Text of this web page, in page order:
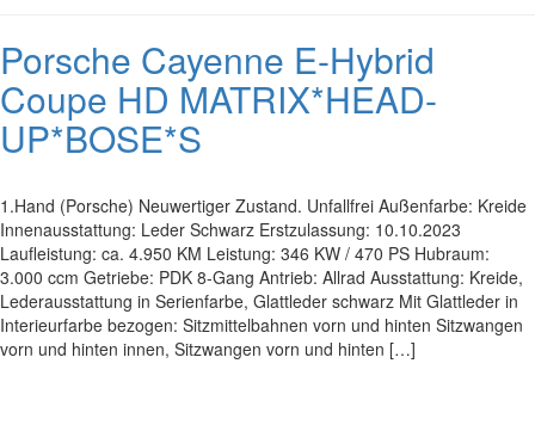
Porsche Cayenne E-Hybrid
Coupe HD MATRIX*HEAD-
UP*BOSE*S
1.Hand (Porsche) Neuwertiger Zustand. Unfallfrei Außenfarbe: Kreide
Innenausstattung: Leder Schwarz Erstzulassung: 10.10.2023
Laufleistung: ca. 4.950 KM Leistung: 346 KW / 470 PS Hubraum:
3.000 ccm Getriebe: PDK 8-Gang Antrieb: Allrad Ausstattung: Kreide,
Lederausstattung in Serienfarbe, Glattleder schwarz Mit Glattleder in
Interieurfarbe bezogen: Sitzmittelbahnen vorn und hinten Sitzwangen
vorn und hinten innen, Sitzwangen vorn und hinten […]